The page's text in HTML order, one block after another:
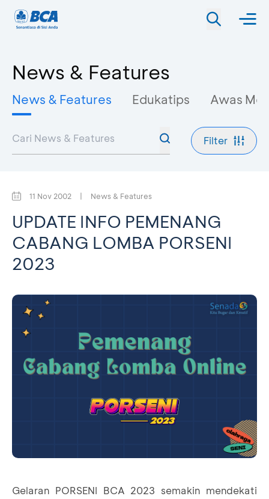
News & Features
News & Features Edukatips Awas
Filter
11 Nov 2002 | News & Features
UPDATE INFO PEMENANG
CABANG LOMBA PORSENI
2023
Gelaran PORSENI BCA 2023 semakin mendekati